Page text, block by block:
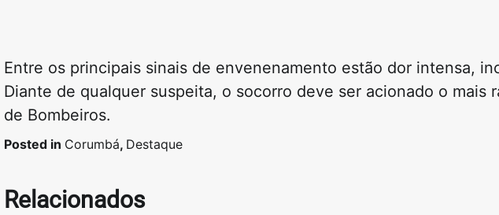
Entre os principais sinais de envenenamento estão dor intensa,
Diante de qualquer suspeita, o socorro deve ser acionado o
de Bombeiros.
Posted in Corumbá, Destaque
Relacionados